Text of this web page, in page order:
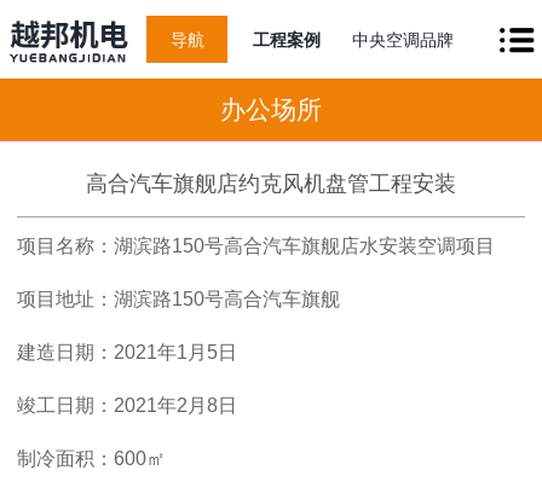
导航 工程案例 中央空调品牌
办公场所
高合汽车旗舰店约克风机盘管工程安装
项目名称：湖滨路150号高合汽车旗舰店水安装空调项目
项目地址：湖滨路150号高合汽车旗舰
建造日期：2021年1月5日
竣工日期：2021年2月8日
制冷面积：600㎡